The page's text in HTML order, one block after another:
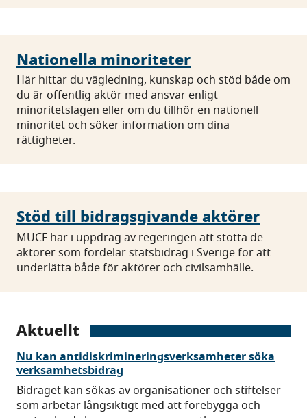
Nationella minoriteter
Här hittar du vägledning, kunskap och stöd både om
du är offentlig aktör med ansvar enligt
minoritetslagen eller om du tillhör en nationell
minoritet och söker information om dina
rättigheter.
Stöd till bidragsgivande aktörer
MUCF har i uppdrag av regeringen att stötta de
aktörer som fördelar statsbidrag i Sverige för att
underlätta både för aktörer och civilsamhälle.
Aktuellt
Nu kan antidiskrimineringsverksamheter söka
verksamhetsbidrag
Bidraget kan sökas av organisationer och stiftelser
som arbetar långsiktigt med att förebygga och